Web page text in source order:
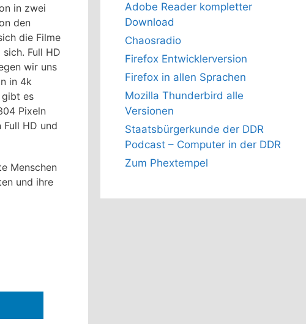
in zwei
den
die Filme
Full HD
wir uns
in 4k
gibt es
Pixeln
HD und
Menschen
und ihre
Adobe Reader kompletter
Download
Chaosradio
Firefox Entwicklerversion
Firefox in allen Sprachen
Mozilla Thunderbird alle
Versionen
Staatsbürgerkunde der DDR
Podcast – Computer in der DDR
Zum Phextempel